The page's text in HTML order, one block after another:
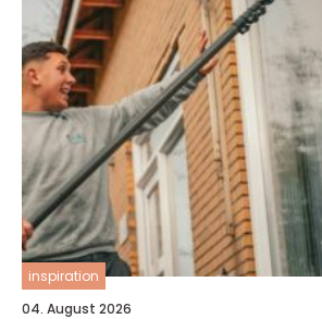
inspiration
04. August 2026